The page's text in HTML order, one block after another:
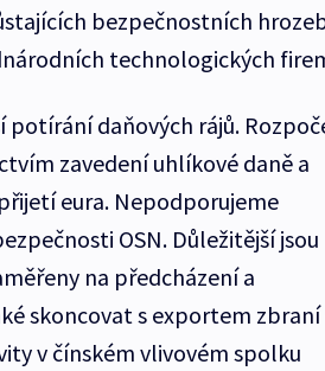
bezpečnostních
technologických
potírání daňových rájů.
zavedení uhlíkové daně a
eura. Nepodporujeme
OSN. Důležitější jsou
na předcházení a
skoncovat s exportem zbraní
v čínském vlivovém spolku